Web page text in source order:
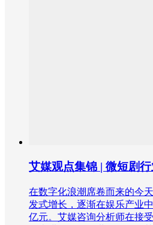
艾媒观点集锦 | 微短剧
在数字化浪潮席卷而来的今
发式增长，逐渐在娱乐产业
亿元。艾媒咨询分析师在接